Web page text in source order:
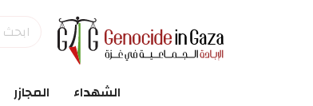
الشهداء المجازر